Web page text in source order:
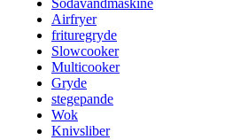
Sodavandmaskine
Airfryer
frituregryde
Slowcooker
Multicooker
Gryde
stegepande
Wok
Knivsliber